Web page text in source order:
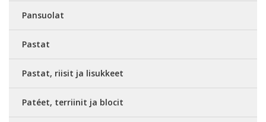
Pansuolat
Pastat
Pastat, riisit ja lisukkeet
Patéet, terriinit ja blocit